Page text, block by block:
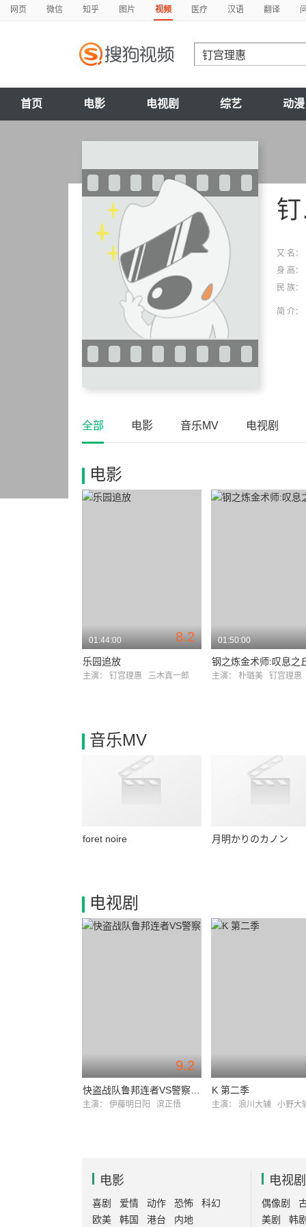
网页 微信 知乎 图片 视频 医疗 汉语 翻译
首页 电影 电视剧 综艺 动漫
钉宫理惠
又 名：
身 高：
民 族：
简 介：
全部 电影 音乐MV 电视剧
电影
8.2
01:44:00
乐园追放
主演： 钉宫理惠 三木真一郎
01:50:00
主演： 朴璐美 钉宫理惠
音乐MV
foret noire 月明かりのカノン
电视剧
9.2
主演： 伊藤明日阳 滨正悟
K 第二季
主演： 浪川大辅 小野
电影
喜剧 爱情 动作 恐怖
科幻
欧美
韩国 港台 内地
电视剧
偶像剧
美剧
韩